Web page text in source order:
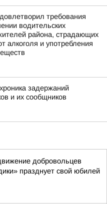
требования
водительских
района, страдающих
алкоголя и употребления
задержаний
и их сообщников
добровольцев
празднует свой юбилей